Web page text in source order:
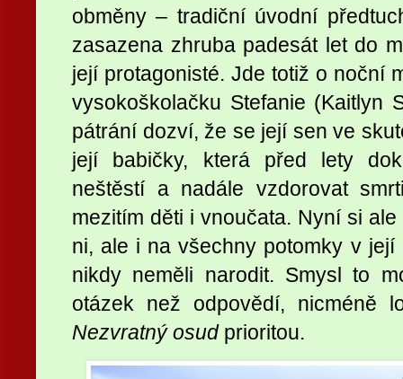
obměny – tradiční úvodní
zasazena zhruba padesát let do
její protagonisté. Jde totiž o noční
vysokoškolačku Stefanie (Kaitlyn
pátrání dozví, že se její sen ve
její babičky, která před lety
neštěstí a nadále vzdorovat
mezitím děti i vnoučata. Nyní si
ni, ale i na všechny potomky v
nikdy neměli narodit. Smysl to
otázek než odpovědí, nicméně
Nezvratný osudprioritou.